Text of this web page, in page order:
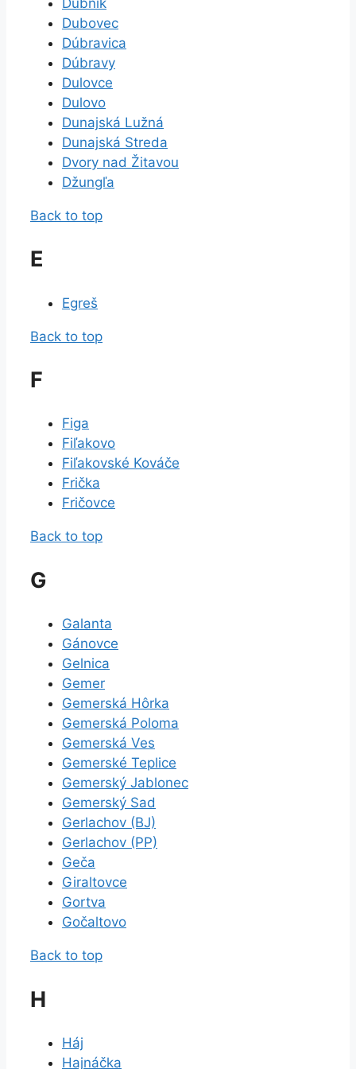
Dubovec
Dúbravica
Dúbravy
Dulovce
Dulovo
Dunajská Lužná
Dunajská Streda
Dvory nad Žitavou
Džungľa
Back to top
E
Egreš
Back to top
F
Figa
Fiľakovo
Fiľakovské Kováče
Frička
Fričovce
Back to top
G
Galanta
Gánovce
Gelnica
Gemer
Gemerská Hôrka
Gemerská Poloma
Gemerská Ves
Gemerské Teplice
Gemerský Jablonec
Gemerský Sad
Gerlachov (BJ)
Gerlachov (PP)
Geča
Giraltovce
Gortva
Gočaltovo
Back to top
H
Háj
Hajnáčka